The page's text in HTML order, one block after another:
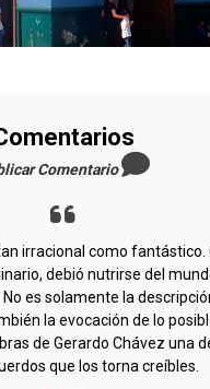
Comentario
irracional como fantástico.
debió nutrirse del
es solamente la
la evocación de lo
de Gerardo Chávez una
que los torna creí­bles.